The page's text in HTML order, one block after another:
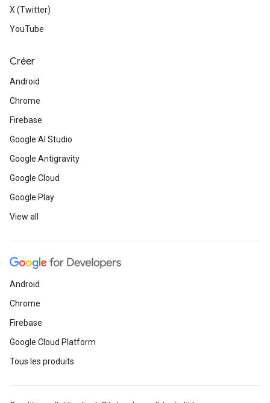
X (Twitter)
YouTube
Créer
Android
Chrome
Firebase
Google AI Studio
Google Antigravity
Google Cloud
Google Play
View all
Android
Chrome
Firebase
Google Cloud Platform
Tous les produits